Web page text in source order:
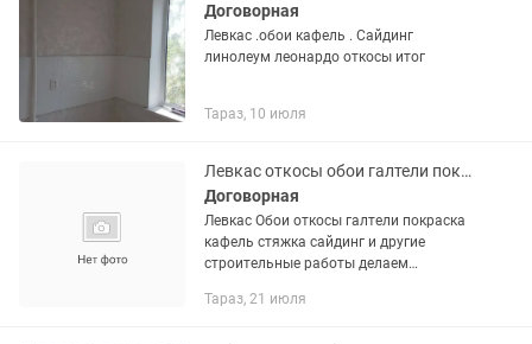
Договорная
Левкас .обои кафель . Сайдинг
линолеум леонардо откосы итог
Тараз, 10 июля
Левкас откосы обои галтели покраска сайдинг кафель стяжка ремонт квартир и
Договорная
Левкас Обои откосы галтели покраска
кафель стяжка сайдинг и другие
строительные работы делаем
Тараз, 21 июля